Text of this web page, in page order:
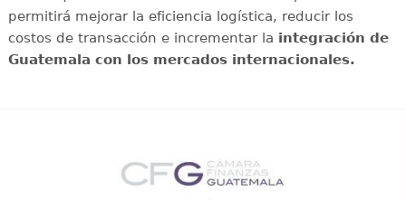
permitirá mejorar la eficiencia logística, reducir los
costos de transacción e incrementar la integración de
Guatemala con los mercados internacionales.